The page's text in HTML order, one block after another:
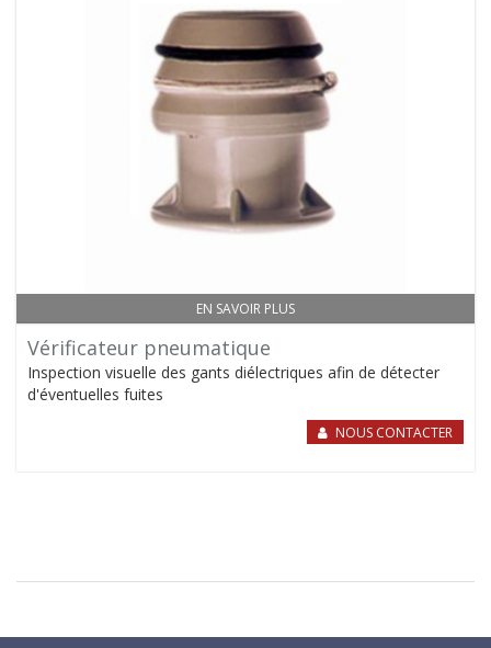
EN SAVOIR PLUS
Vérificateur pneumatique
Inspection visuelle des gants diélectriques afin de détecter
d'éventuelles fuites
NOUS CONTACTER